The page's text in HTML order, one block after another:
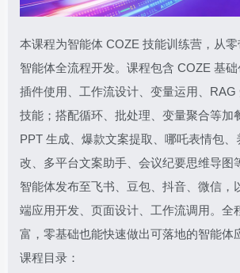
本课程为智能体 COZE 技能训练营，从
智能体全流程开发。课程包含 COZE 基础
插件使用、工作流设计、变量运用、
技能；搭配循环、批处理、变量聚合等加
PPT 生成、爆款文案提取、哪吒表情包
改、多平台文案助手、会议纪要思维导图
智能体发布至飞书、豆包、抖音、微信，
端应用开发、页面设计、工作流调用。全
富，零基础也能快速做出可落地的智能体
课程目录：